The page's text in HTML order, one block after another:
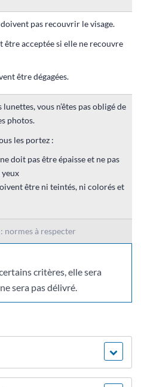
normes à respecter
doivent pas recouvrir le visage.
être acceptée si elle ne recouvre
être dégagées.
lunettes, vous n’êtes pas obligé de
photos.
les portez :
doit pas être épaisse et ne pas
yeux
être ni teintés, ni colorés et
critères, elle sera
sera pas délivré.